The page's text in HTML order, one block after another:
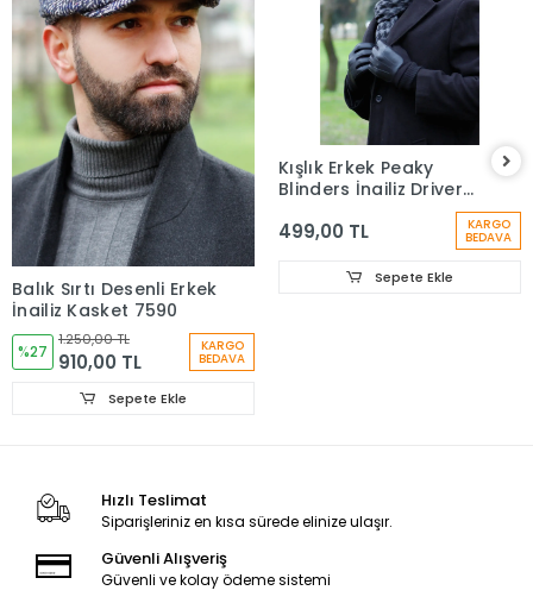
Balık Sırtı Desenli Erkek
İngiliz Kasket 7590
%27
1.250,00 TL
910,00 TL
KARGO
BEDAVA
Sepete Ekle
Kışlık Erkek Peaky
Blinders İngiliz Driver
Kasket Lacivert 7404
499,00 TL KARGO
BEDAVA
Sepete Ekle
Hızlı Teslimat
Siparişleriniz en kısa sürede elinize ulaşır.
Güvenli Alışveriş
Güvenli ve kolay ödeme sistemi